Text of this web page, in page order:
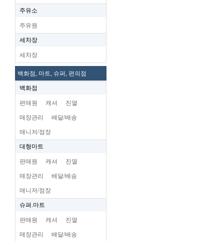
주유소
주유원
세차장
세차장
백화점, 마트, 슈퍼, 편의점
백화점
편매원 캐셔 진열
매장관리 배달/배송
매니저/점장
대형마트
판매원 캐셔 진열
매장관리 배달/배송
매니저/점장
슈펴.마트
판매원 캐셔 진열
매장관리 배달/배송